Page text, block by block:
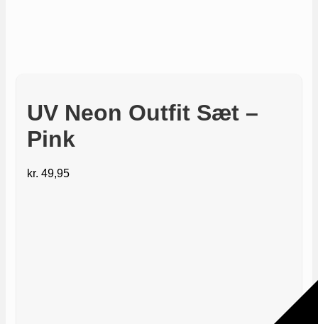
UV Neon Outfit Sæt –
Pink
kr. 49,95